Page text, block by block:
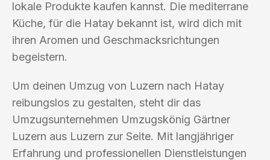
lokale Produkte kaufen kannst. Die mediterrane
Küche, für die Hatay bekannt ist, wird dich mit
ihren Aromen und Geschmacksrichtungen
begeistern.
Um deinen Umzug von Luzern nach Hatay
reibungslos zu gestalten, steht dir das
Umzugsunternehmen Umzugskönig Gärtner
Luzern aus Luzern zur Seite. Mit langjähriger
Erfahrung und professionellen Dienstleistungen